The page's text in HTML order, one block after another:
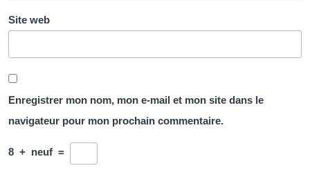
Site web
Enregistrer mon nom, mon e-mail et mon site dans le
navigateur pour mon prochain commentaire.
8 + neuf =